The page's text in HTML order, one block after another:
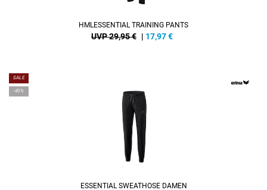
HMLESSENTIAL TRAINING PANTS
UVP 29,95 € | 17,97€
SALE
-40%
ESSENTIAL SWEATHOSE DAMEN